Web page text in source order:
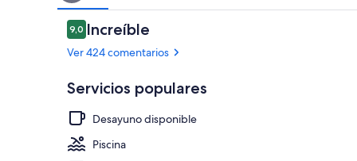
Comentarios
9,09,0 de 10
Increíble
Ver 424 comentarios
Servicios populares
Desayuno disponible
Piscina